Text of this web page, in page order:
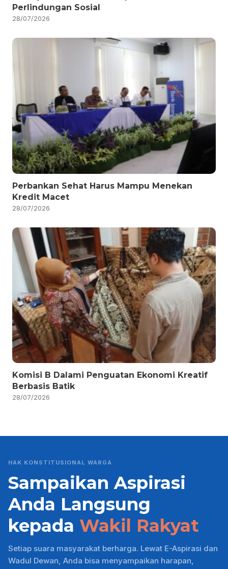
Perlindungan Sosial
28/07/2026
Perbankan Sehat Harus Mampu Menekan
Kredit Macet
28/07/2026
Komisi B Dalami Penguatan Ekonomi Kreatif
Berbasis Batik
28/07/2026
HAK KONSTITUSIONAL WARGA
Sampaikan Aspirasi
Anda Langsung
kepada Wakil Rakyat
Setiap suara masyarakat berharga. Lewat E-Aspirasi dan
Wadul Dewan, Anda bisa menyampaikan harapan,